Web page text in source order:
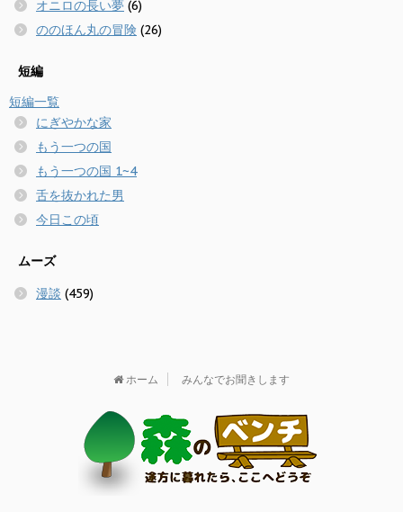
オニロの長い夢 (6)
ののほん丸の冒険 (26)
短編
短編一覧
にぎやかな家
もう一つの国
もう一つの国 1~4
舌を抜かれた男
今日この頃
ムーズ
漫談 (459)
ホーム みんなでお聞きします